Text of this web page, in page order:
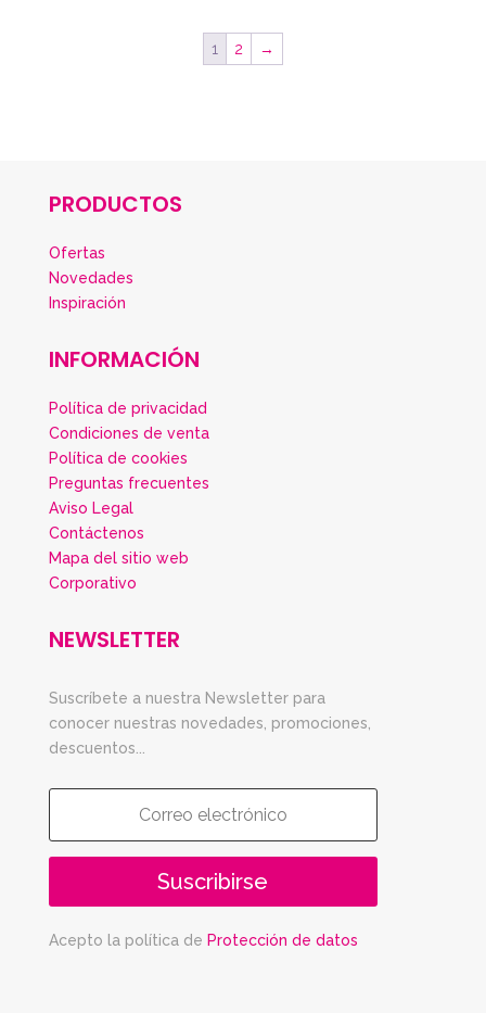
1 2 →
PRODUCTOS
Ofertas
Novedades
Inspiración
INFORMACIÓN
Política de privacidad
Condiciones de venta
Política de cookies
Preguntas frecuentes
Aviso Legal
Contáctenos
Mapa del sitio web
Corporativo
NEWSLETTER
Suscríbete a nuestra Newsletter para
conocer nuestras novedades, promociones,
descuentos...
Suscribirse
Acepto la política de Protección de datos